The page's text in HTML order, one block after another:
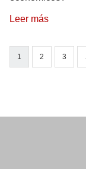
Leer más
1 2 3